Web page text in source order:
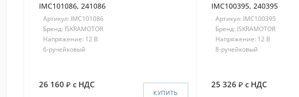
IMC101086, 241086
Артикул: IMC101086
Бренд: ISKRAMOTOR
Напряжение: 12 В
6-ручейковый
26 160 с НДС
КУПИТЬ
IMC100395, 240395
Артикул: IMC100395
Бренд: ISKRAMOTOR
Напряжение: 12 В
8-ручейковый
25 326 с НДС